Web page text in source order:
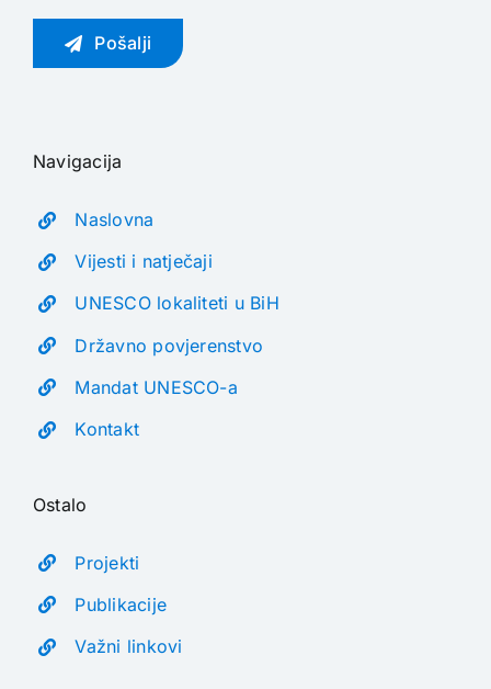
Pošalji
Navigacija
Naslovna
Vijesti i natječaji
UNESCO lokaliteti u BiH
Državno povjerenstvo
Mandat UNESCO-a
Kontakt
Ostalo
Projekti
Publikacije
Važni linkovi